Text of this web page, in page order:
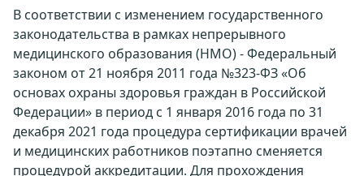
В соответствии с изменением государственного
законодательства в рамках непрерывного
медицинского образования (НМО) - Федеральный
законом от 21 ноября 2011 года №323-ФЗ «Об
основах охраны здоровья граждан в Российской
Федерации» в период с 1 января 2016 года по 31
декабря 2021 года процедура сертификации врачей
и медицинских работников поэтапно сменяется
процедурой аккредитации. Для прохождения